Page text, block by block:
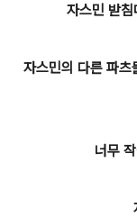
자스민 받
자스민의 다른 파츠
너무